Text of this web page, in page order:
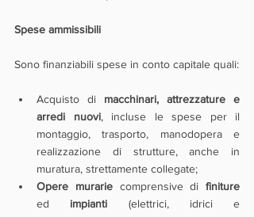
Spese ammissibili
Sono finanziabili spese in conto capitale quali:
Acquisto di macchinari, attrezzature e
arredi nuovi, incluse le spese per il
montaggio, trasporto, manodopera e
realizzazione di strutture, anche in
muratura, strettamente collegate;
Opere murarie comprensive di
ed impianti (elettrici, idrici e